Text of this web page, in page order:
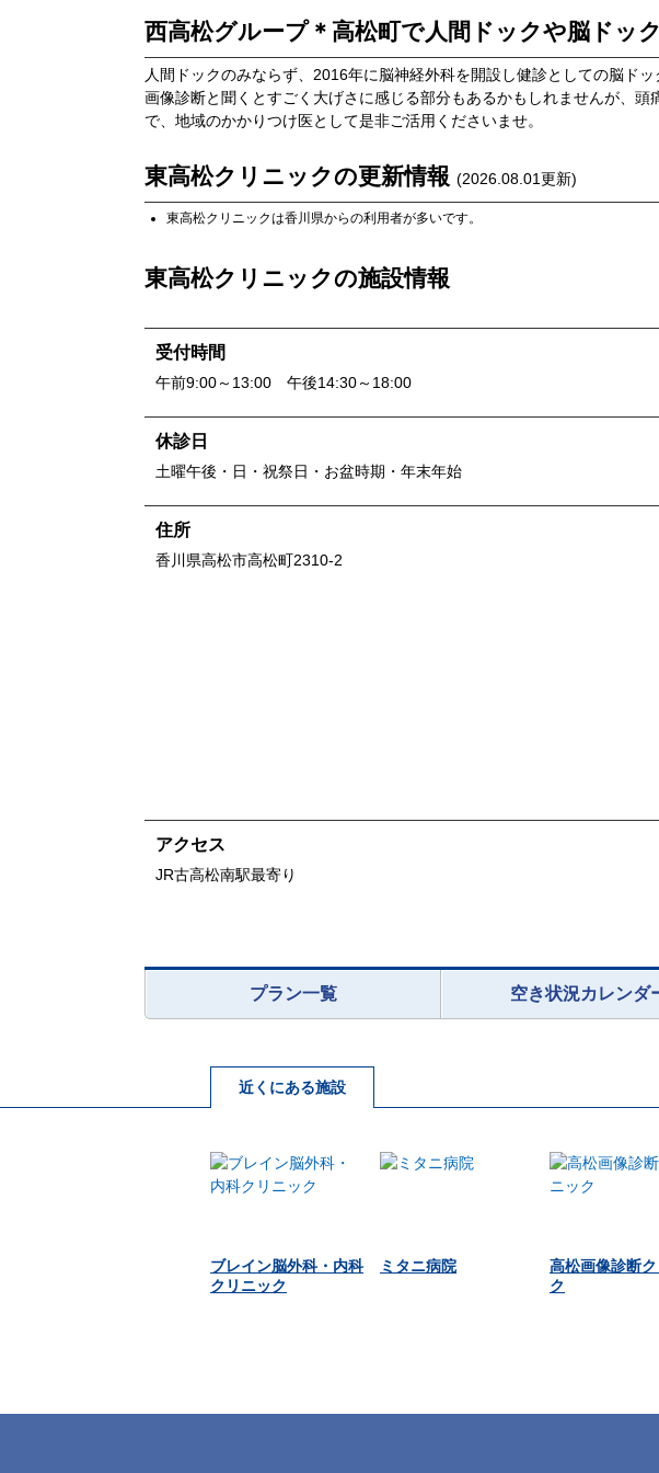
西高松グループ＊高松町で人間ドックや脳ドッ
人間ドックのみならず、2016年に脳神経外科を開設し健診としての脳ドッ
画像診断と聞くとすごく大げさに感じる部分もあるかもしれませんが、
で、地域のかかりつけ医として是非ご活用くださいませ。
東高松クリニックの更新情報 (2026.08.01更新)
東高松クリニックは香川県からの利用者が多いです。
東高松クリニックの施設情報
受付時間
午前9:00～13:00 午後14:30～18:00
休診日
土曜午後・日・祝祭日・お盆時期・年末年始
住所
香川県高松市高松町2310-2
アクセス
JR古高松南駅最寄り
プラン一覧 空き状況カレンダ
近くにある施設
ブレイン脳外科・内科
クリニック
ミタニ病院
高松画像診断
ク